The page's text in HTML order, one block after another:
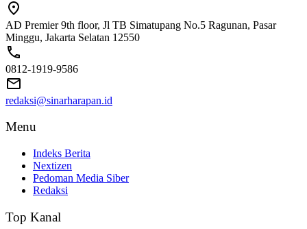
AD Premier 9th floor, Jl TB Simatupang No.5 Ragunan, Pasar
Minggu, Jakarta Selatan 12550
0812-1919-9586
redaksi@sinarharapan.id
Menu
Indeks Berita
Nextizen
Pedoman Media Siber
Redaksi
Top Kanal